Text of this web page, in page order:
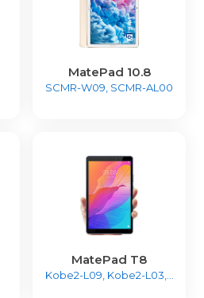
MatePad 10.8
SCMR-W09, SCMR-AL00
MatePad T8
Kobe2-L09, Kobe2-L03,...